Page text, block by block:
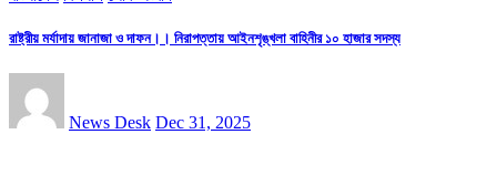
রাষ্ট্রীয় মর্যাদায় জানাজা ও দাফন।। নিরাপত্তায় আইনশৃঙ্খলা বাহিনীর ১০ হাজার সদস্য
News Desk Dec 31, 2025